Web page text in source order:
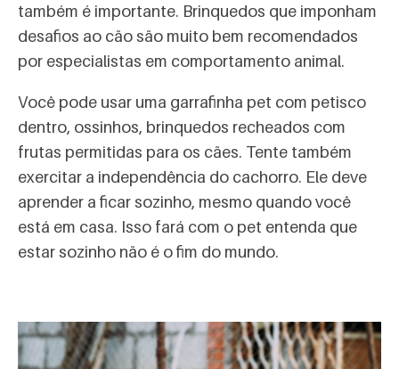
também é importante. Brinquedos que imponham
desafios ao cão são muito bem recomendados
por especialistas em comportamento animal.
Você pode usar uma garrafinha pet com petisco
dentro, ossinhos, brinquedos recheados com
frutas permitidas para os cães. Tente também
exercitar a independência do cachorro. Ele deve
aprender a ficar sozinho, mesmo quando você
está em casa. Isso fará com o pet entenda que
estar sozinho não é o fim do mundo.